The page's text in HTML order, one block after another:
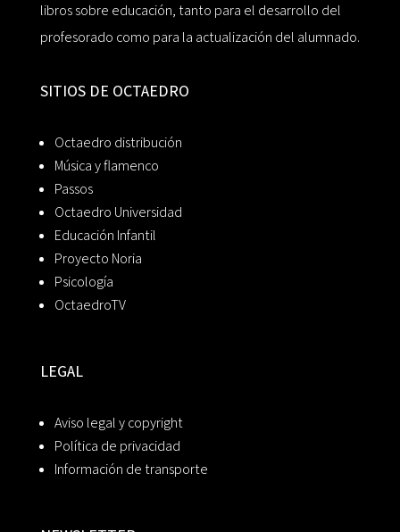
libros sobre educación, tanto para el desarrollo del
profesorado como para la actualización del alumnado.
SITIOS DE OCTAEDRO
Octaedro distribución
Música y flamenco
Passos
Octaedro Universidad
Educación Infantil
Proyecto Noria
Psicología
OctaedroTV
LEGAL
Aviso legal y copyright
Política de privacidad
Información de transporte